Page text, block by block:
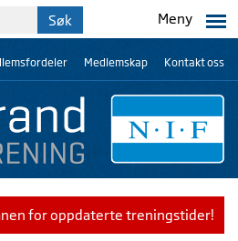
Meny
Medlemskap Kontakt oss
for oppdaterte treningstider!